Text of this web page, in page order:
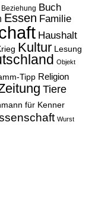
Beziehung Buch
Essen Familie
Haushalt
Kultur Lesung
Objekt
Tipp Religion
Tiere
für Kenner
Wurst